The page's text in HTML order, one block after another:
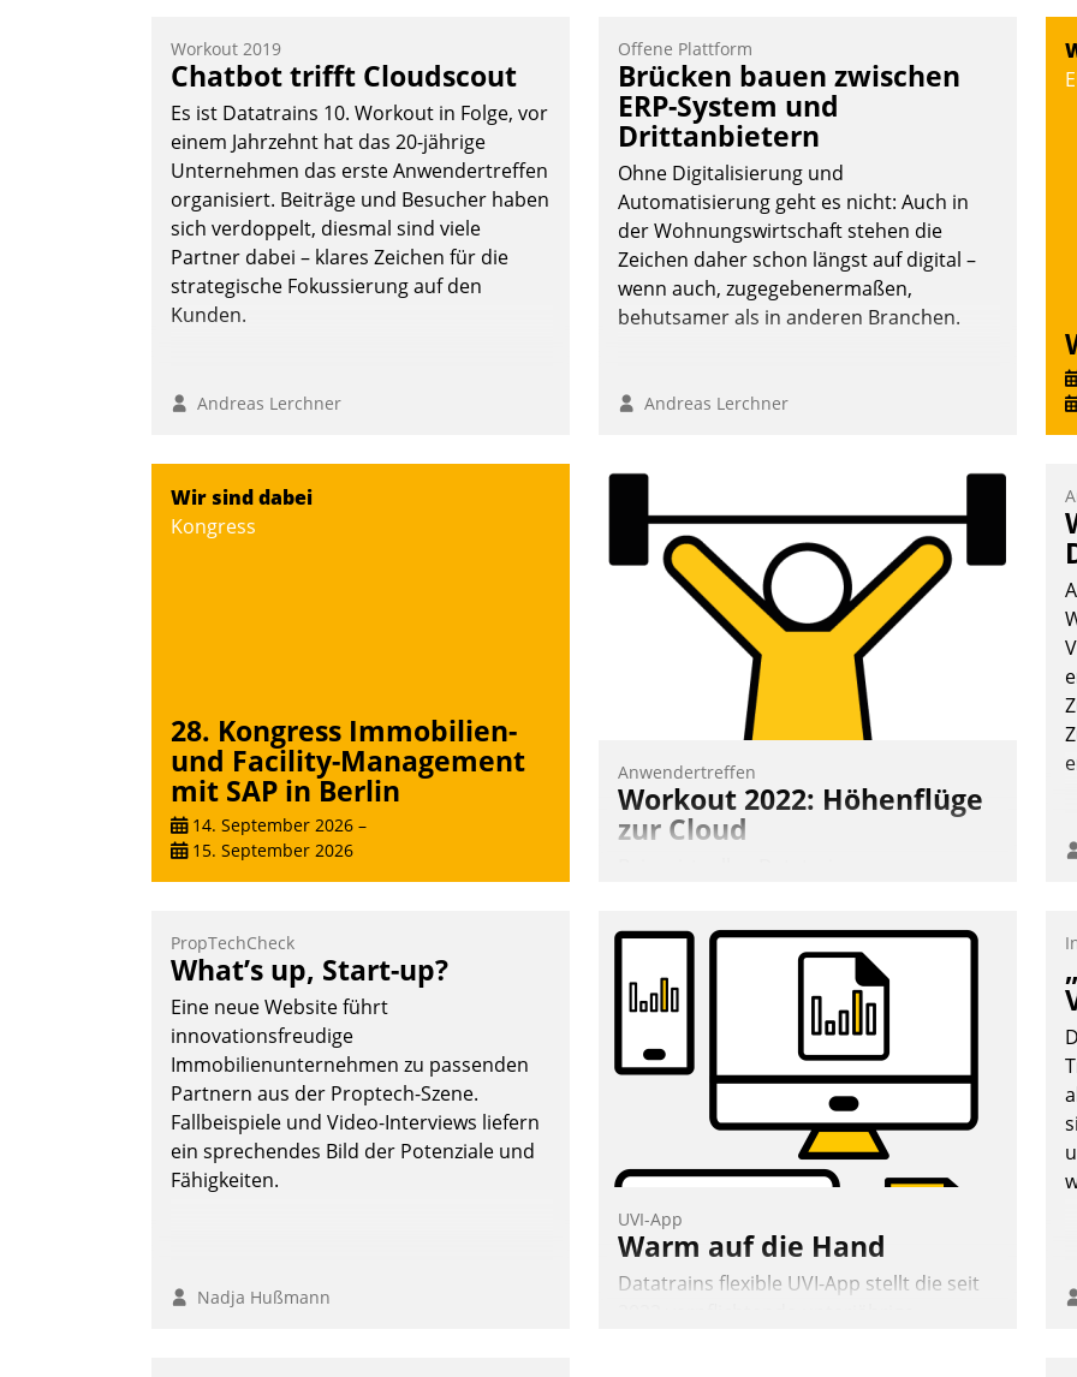
Workout 2019
Chatbot trifft Cloudscout
Es ist Datatrains 10. Workout in Folge, vor
einem Jahrzehnt hat das 20-jährige
Unternehmen das erste Anwendertreffen
organisiert. Beiträge und Besucher haben
sich verdoppelt, diesmal sind viele
Partner dabei – klares Zeichen für die
strategische Fokussierung auf den
Kunden.
Andreas Lerchner
Offene Plattform
Brücken bauen zwischen
ERP-System und
Drittanbietern
Ohne Digitalisierung und
Automatisierung geht es nicht: Auch in
der Wohnungswirtschaft stehen die
Zeichen daher schon längst auf digital –
wenn auch, zugegebenermaßen,
behutsamer als in anderen Branchen.
Andreas Lerchner
Wir sind dabei
Kongress
28. Kongress Immobilien-
und Facility-Management
mit SAP in Berlin
14. September 2026 –
15. September 2026
Anwendertreffen
Workout 2022: Höhenflüge
zur Cloud
erhielten die Teilnehmerinnen und
Teilnehmer kurzweilige Einblicke in
innovative Cloud-Strategien und -
Lösungen mit hohem Zukunftspotenzial.
Andreas Lerchner
PropTechCheck
What’s up, Start-up?
Eine neue Website führt
innovationsfreudige
Immobilienunternehmen zu passenden
Partnern aus der Proptech-Szene.
Fallbeispiele und Video-Interviews liefern
ein sprechendes Bild der Potenziale und
Fähigkeiten.
Nadja Hußmann
UVI-App
Warm auf die Hand
Datatrains flexible UVI-App stellt die seit